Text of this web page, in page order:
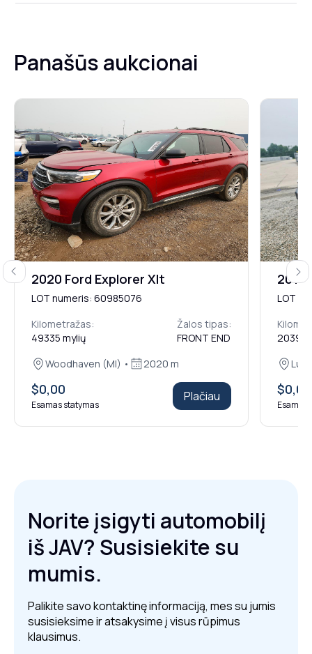
Panašūs aukcionai
Previous2020 Ford Explorer Xlt
LOT numeris: 60985076
Kilometražas:
49335 mylių
Žalos tipas:
FRONT END
Woodhaven (MI) •
2020 m
$0,00
Esamas statymas
Plačiau
2015
LOT
$0,00
Esamas
Next
Norite įsigyti automobilį
iš JAV? Susisiekite su
mumis.
Palikite savo kontaktinę informaciją, mes su jumis
susisieksime ir atsakysime į visus rūpimus
klausimus.